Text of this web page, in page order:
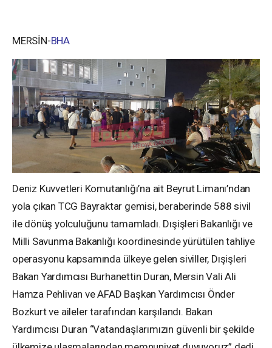
MERSİN-BHA
Deniz Kuvvetleri Komutanlığı’na ait Beyrut Limanı’ndan
yola çıkan TCG Bayraktar gemisi, beraberinde 588 sivil
ile dönüş yolculuğunu tamamladı. Dışişleri Bakanlığı ve
Milli Savunma Bakanlığı koordinesinde yürütülen tahliye
operasyonu kapsamında ülkeye gelen siviller, Dışişleri
Bakan Yardımcısı Burhanettin Duran, Mersin Vali Ali
Hamza Pehlivan ve AFAD Başkan Yardımcısı Önder
Bozkurt ve aileler tarafından karşılandı. Bakan
Yardımcısı Duran “Vatandaşlarımızın güvenli bir şekilde